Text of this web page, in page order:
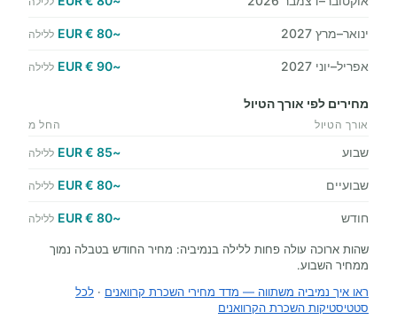
ינואר–מרץ 2027 ~80 € EUR ללילה
אפריל–יוני 2027 ~90 € EUR ללילה
מחירים לפי אורך הטיול
אורך הטיול החל מ
שבוע ~85 € EUR ללילה
שבועיים ~80 € EUR ללילה
חודש ~80 € EUR ללילה
שהות ארוכה עולה פחות ללילה בנמיביה: מחיר החודש בטבלה נמוך
ממחיר השבוע.
ראו איך נמיביה משתווה — מדד מחירי השכרת קרוואנים · לכל
סטטיסטיקות השכרת הקרוואנים